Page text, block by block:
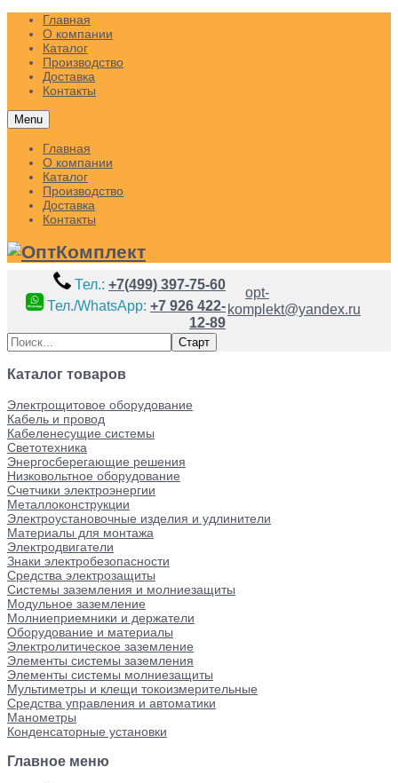
Главная
О компании
Каталог
Производство
Доставка
Контакты
Menu
Главная
О компании
Каталог
Производство
Доставка
Контакты
Тел.: +7(499) 397-75-60
Тел./WhatsApp: +7 926 422-
12-89
opt-
komplekt@yandex.ru
Каталог товаров
Электрощитовое оборудование
Кабель и провод
Кабеленесущие системы
Светотехника
Энергосберегающие решения
Низковольтное оборудование
Счетчики электроэнергии
Металлоконструкции
Электроустановочные изделия и удлинители
Материалы для монтажа
Электродвигатели
Знаки электробезопасности
Средства электрозащиты
Системы заземления и молниезащиты
Модульное заземление
Молниеприемники и держатели
Оборудование и материалы
Электролитическое заземление
Элементы системы заземления
Элементы системы молниезащиты
Мультиметры и клещи токоизмерительные
Средства управления и автоматики
Манометры
Конденсаторные установки
Главное меню